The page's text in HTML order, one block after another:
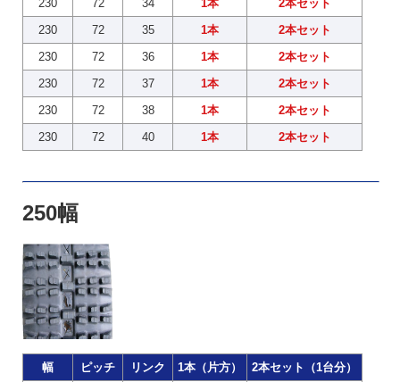
230
72 34 1本
2本セット
230
72 35 1本
2本セット
230
72 36 1本
2本セット
230
72 37 1本
2本セット
230
72 38 1本
2本セット
230
72 40 1本 2本セット
250幅
幅 ピッチ リンク 1本（片方）
2本セット（1台分）